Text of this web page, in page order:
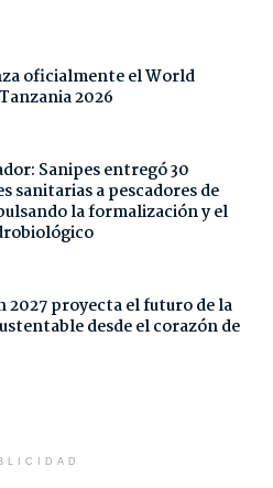
oficialmente el World
2026
Sanipes entregó 30
sanitarias a pescadores de
la formalización y el
2027 proyecta el futuro de la
desde el corazón de